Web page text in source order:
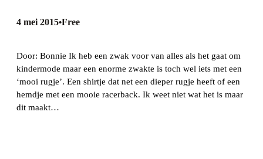
4 mei 2015•Free
Door: Bonnie Ik heb een zwak voor van alles als het gaat om
kindermode maar een enorme zwakte is toch wel iets met een
‘mooi rugje’. Een shirtje dat net een dieper rugje heeft of een
hemdje met een mooie racerback. Ik weet niet wat het is maar
dit maakt…